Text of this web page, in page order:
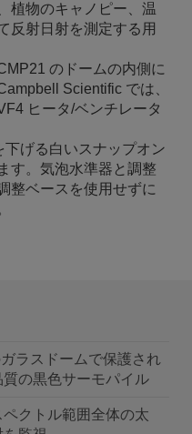
植物のキャノピー、温
反射日射を測定する用
のドームの内側に
Scientific では、
ヒータ/ベンチレータ
げる白いスナップオン
す。気泡水準器と調整
整ベースを使用せずに
ラスドームで保護され
質の黒色サーモパイル
ペクトル範囲全体の太